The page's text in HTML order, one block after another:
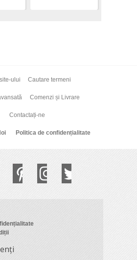
ului Cautare termeni
Comenzi și Livrare
Contactați-ne
Politica de confidențialitate